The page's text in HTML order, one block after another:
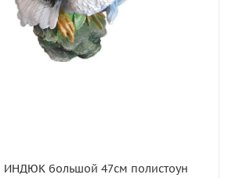
ИНДЮК большой 47см полистоун